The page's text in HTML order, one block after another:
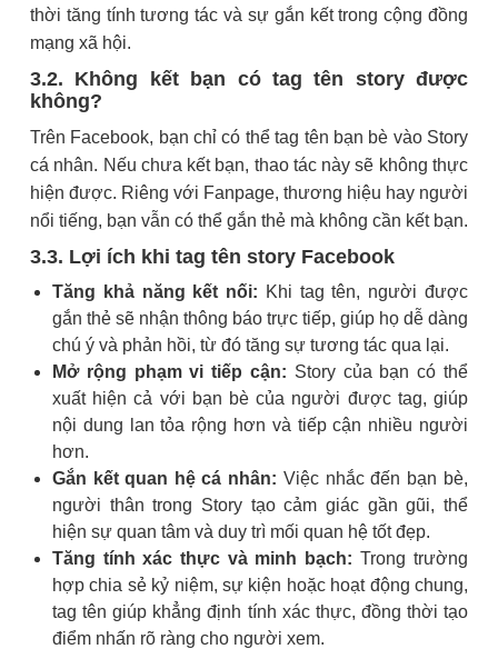
thời tăng tính tương tác và sự gắn kết trong cộng đồng
mạng xã hội.
3.2. Không kết bạn có tag tên story được
không?
Trên Facebook, bạn chỉ có thể tag tên bạn bè vào Story
cá nhân. Nếu chưa kết bạn, thao tác này sẽ không thực
hiện được. Riêng với Fanpage, thương hiệu hay người
nổi tiếng, bạn vẫn có thể gắn thẻ mà không cần kết bạn.
3.3. Lợi ích khi tag tên story Facebook
Tăng khả năng kết nối: Khi tag tên, người được
gắn thẻ sẽ nhận thông báo trực tiếp, giúp họ dễ dàng
chú ý và phản hồi, từ đó tăng sự tương tác qua lại.
Mở rộng phạm vi tiếp cận: Story của bạn có thể
xuất hiện cả với bạn bè của người được tag, giúp
nội dung lan tỏa rộng hơn và tiếp cận nhiều người
hơn.
Gắn kết quan hệ cá nhân: Việc nhắc đến bạn bè,
người thân trong Story tạo cảm giác gần gũi, thể
hiện sự quan tâm và duy trì mối quan hệ tốt đẹp.
Tăng tính xác thực và minh bạch: Trong trường
hợp chia sẻ kỷ niệm, sự kiện hoặc hoạt động chung,
tag tên giúp khẳng định tính xác thực, đồng thời tạo
điểm nhấn rõ ràng cho người xem.